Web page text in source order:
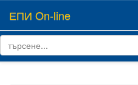
ЕПИ On-line